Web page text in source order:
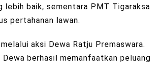
lebih baik, sementara PMT Tigaraksa
pertahanan lawan.
aksi Dewa Ratju Premaswara.
berhasil memanfaatkan peluang